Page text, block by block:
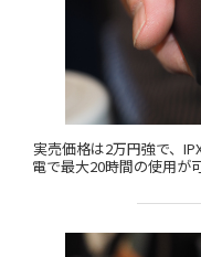
実売価格は2万円強で、
電で最大20時間の使用が